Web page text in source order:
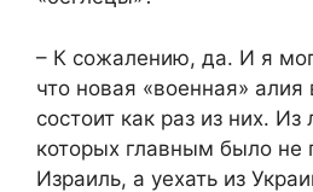
– К сожалению, да. И я
что новая «военная» алия
состоит как раз из них.
которых главным было не
Израиль, а уехать из